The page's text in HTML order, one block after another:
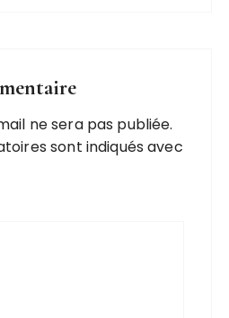
ne sera pas publiée.
sont indiqués avec